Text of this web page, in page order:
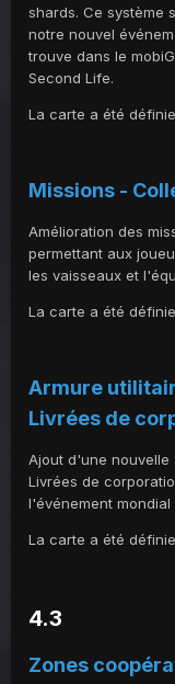
shards. Ce système
notre nouvel
trouve dans le
Second Life.
La carte a été
Missions -
Amélioration des
permettant aux
les vaisseaux et
La carte a été
Armure
Livrées de
Ajout d'une nouvelle
Livrées de
l'événement mondial
La carte a été
4.3
Zones